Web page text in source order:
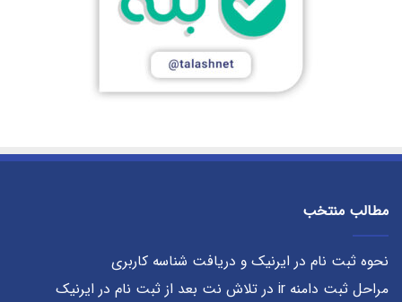
مطالب منتخب
نحوه ثبت نام در ایرنیک و دریافت شناسه کاربری
مراحل ثبت دامنه ir در تلاش نت بعد از ثبت نام در ایرنیک